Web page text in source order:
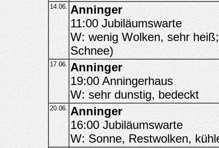
14.06. Anninger
11:00 Jubiläumswarte
W: wenig Wolken, sehr
Schnee)
17.06. Anninger
19:00 Anningerhaus
W: sehr dunstig, bedeckt
20.06. Anninger
16:00 Jubiläumswarte
W: Sonne, Restwolken,